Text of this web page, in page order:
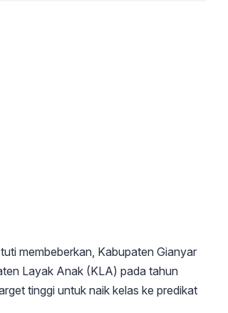
membeberkan, Kabupaten Gianyar
Layak Anak (KLA) pada tahun
tinggi untuk naik kelas ke predikat